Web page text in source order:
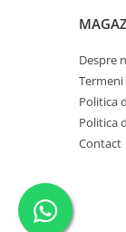
Despre
Politica
Politica
Contact